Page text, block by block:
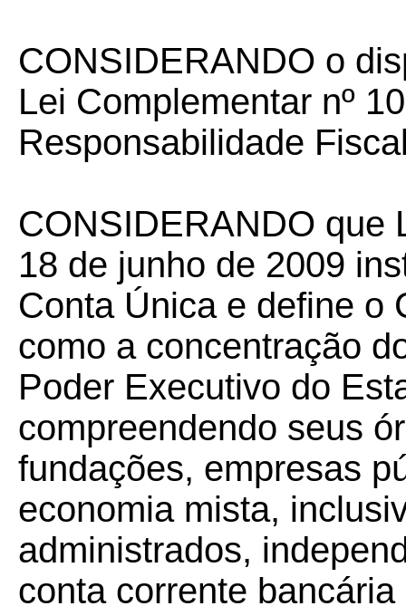
CONSIDERANDO o
Lei Complementar nº
Responsabilidade
CONSIDERANDO que
18 de junho de 2009
Conta Única e define o
como a concentração
Poder Executivo do
compreendendo seus
fundações, empresas
economia mista,
administrados,
conta corrente